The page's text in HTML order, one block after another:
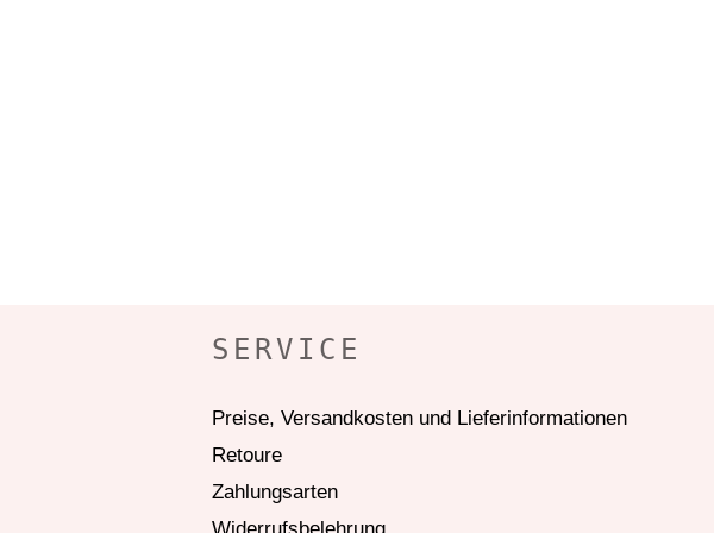
SERVICE
Preise, Versandkosten und Lieferinformationen
Retoure
Zahlungsarten